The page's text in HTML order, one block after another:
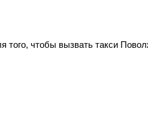
того, чтобы вызвать такси